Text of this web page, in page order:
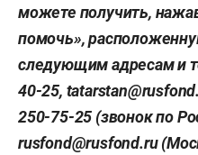
можете получить,
помочь»,
следующим адресам и
40-25,
250-75-25 (звонок по
rusfond@rusfond.ru